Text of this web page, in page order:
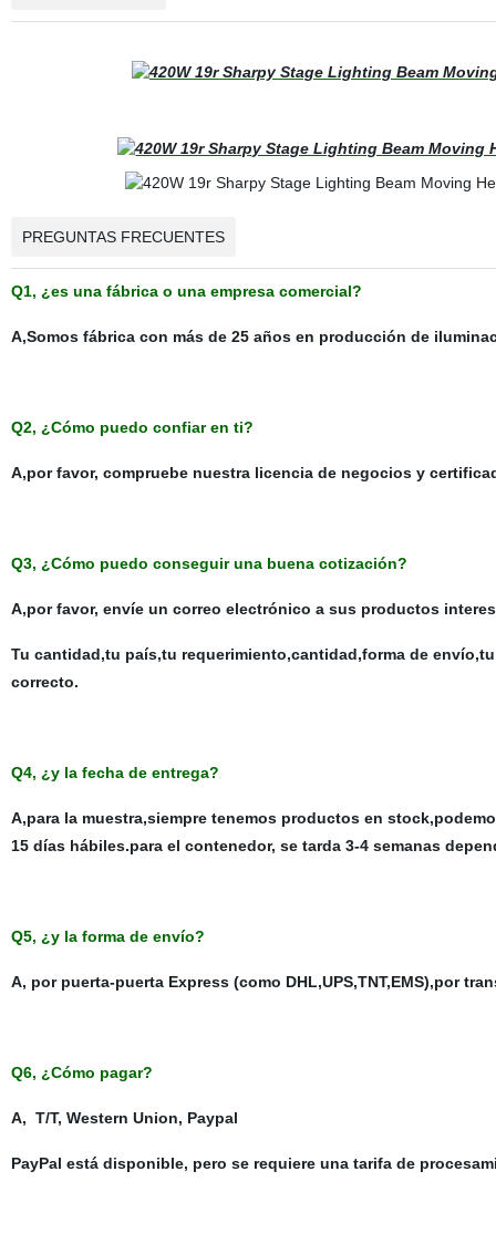
PREGUNTAS FRECUENTES
Q1, ¿es una fábrica o una empresa comercial?
A,Somos fábrica con más de 25 años en producción de
Q2, ¿Cómo puedo confiar en ti?
A,por favor, compruebe nuestra licencia de negocios y
Q3, ¿Cómo puedo conseguir una buena cotización?
A,por favor, envíe un correo electrónico a sus productos
Tu cantidad,tu país,tu requerimiento,cantidad,forma de
correcto.
Q4, ¿y la fecha de entrega?
A,para la muestra,siempre tenemos productos en
15 días hábiles.para el contenedor, se tarda 3-4 semanas
Q5, ¿y la forma de envío?
A, por puerta-puerta Express (como DHL,UPS,TNT,EMS),por
Q6, ¿Cómo pagar?
A, T/T, Western Union, Paypal
PayPal está disponible, pero se requiere una tarifa de